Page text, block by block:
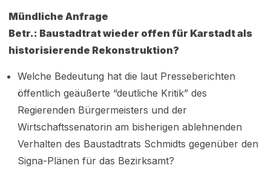
Mündliche Anfrage
Betr.: Baustadtrat wieder offen für Karstadt als
historisierende Rekonstruktion?
Welche Bedeutung hat die laut Presseberichten
öffentlich geäußerte “deutliche Kritik” des
Regierenden Bürgermeisters und der
Wirtschaftssenatorin am bisherigen ablehnenden
Verhalten des Baustadtrats Schmidts gegenüber den
Signa-Plänen für das Bezirksamt?